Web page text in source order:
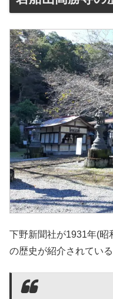
下野新聞社が1931年(昭
の歴史が紹介されている